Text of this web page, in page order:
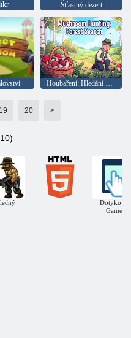
Šťastný dezert
19 20 >
Dotykový
Game